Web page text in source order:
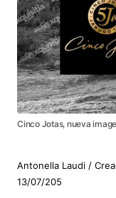
Cinco Jotas, nueva
Antonella Laudi /
13/07/205